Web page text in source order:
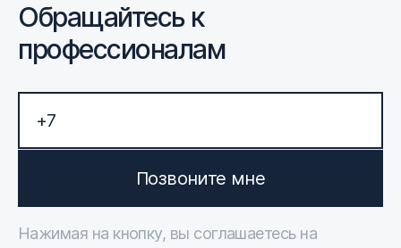
Обращайтесь к
профессионалам
Позвоните мне
Нажимая на кнопку, вы соглашаетесь на